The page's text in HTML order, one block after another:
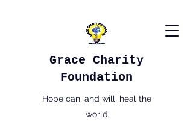
Grace Charity
Foundation
Hope can, and will, heal the
world